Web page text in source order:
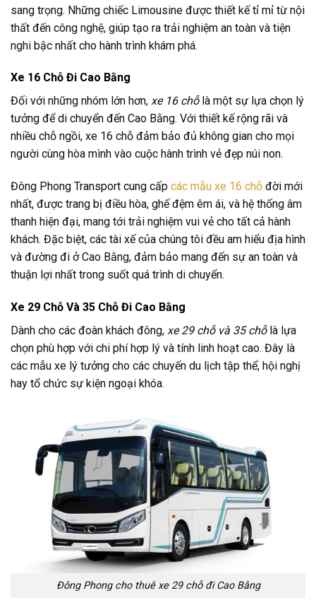
sang trọng. Những chiếc Limousine được thiết kế tỉ mỉ từ nội
thất đến công nghệ, giúp tạo ra trải nghiệm an toàn và tiện
nghi bậc nhất cho hành trình khám phá.
Xe 16 Chỗ Đi Cao Bằng
Đối với những nhóm lớn hơn, xe 16 chỗlà một sự lựa chọn lý
tưởng để di chuyển đến Cao Bằng. Với thiết kế rộng rãi và
nhiều chỗ ngồi, xe 16 chỗ đảm bảo đủ không gian cho mọi
người cùng hòa mình vào cuộc hành trình vẻ đẹp núi non.
Đông Phong Transport cung cấp các mẫu xe 16 chỗ đời mới
nhất, được trang bị điều hòa, ghế đệm êm ái, và hệ thống âm
thanh hiện đại, mang tới trải nghiệm vui vẻ cho tất cả hành
khách. Đặc biệt, các tài xế của chúng tôi đều am hiểu địa hình
và đường đi ở Cao Bằng, đảm bảo mang đến sự an toàn và
thuận lợi nhất trong suốt quá trình di chuyển.
Xe 29 Chỗ Và 35 Chỗ Đi Cao Bằng
Dành cho các đoàn khách đông, xe 29 chỗ và 35 chỗlà lựa
chọn phù hợp với chi phí hợp lý và tính linh hoạt cao. Đây là
các mẫu xe lý tưởng cho các chuyến du lịch tập thể, hội nghị
hay tổ chức sự kiện ngoại khóa.
Đông Phong cho thuê xe 29 chỗ đi Cao Bằng